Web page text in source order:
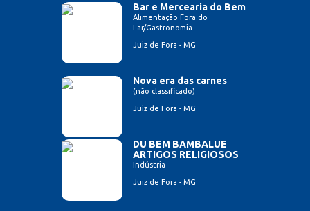
Bar e Mercearia do Bem
Alimentação Fora do
Lar/Gastronomia
Juiz de Fora - MG
Nova era das carnes
(não classificado)
Juiz de Fora - MG
DU BEM BAMBALUE
ARTIGOS RELIGIOSOS
Indústria
Juiz de Fora - MG